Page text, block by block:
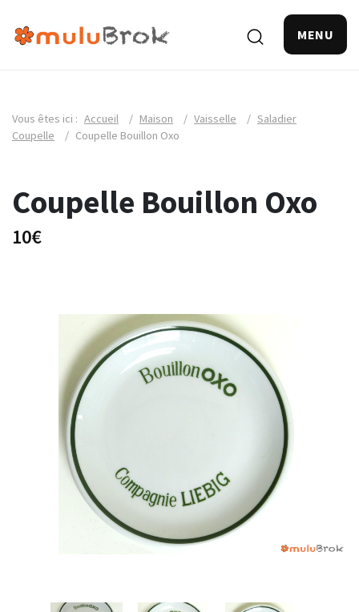
MENU
Vous êtes ici : Accueil / Maison / Vaisselle / Saladier
Coupelle
/ Coupelle Bouillon Oxo
Coupelle Bouillon Oxo
10€